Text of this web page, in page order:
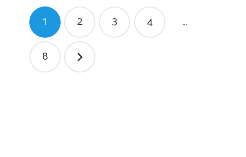
Pagination
des
publications
1 2 3 4
…
8